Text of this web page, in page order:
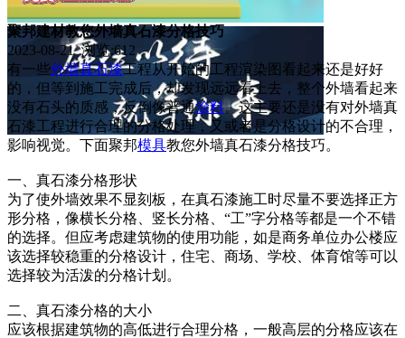
聚邦建材教您外墙真石漆分格技巧
2023-08-21 浏览:612
有一些外墙真石漆工程从开始的工程渲染图看起来还是好好
的，但等到施工完成后，却发现远远看上去，整个外墙看起来
没有石头的质感，反倒像普通涂料。这主要还是没有对外墙真
石漆工程进行合理的分格处理，又或者是分格设计的不合理，
影响视觉。下面聚邦模具教您外墙真石漆分格技巧。
一、真石漆分格形状
为了使外墙效果不显刻板，在真石漆施工时尽量不要选择正方
形分格，像横长分格、竖长分格、“工”字分格等都是一个不错
的选择。但应考虑建筑物的使用功能，如是商务单位办公楼应
该选择较稳重的分格设计，住宅、商场、学校、体育馆等可以
选择较为活泼的分格计划。
二、真石漆分格的大小
应该根据建筑物的高低进行合理分格，一般高层的分格应该在